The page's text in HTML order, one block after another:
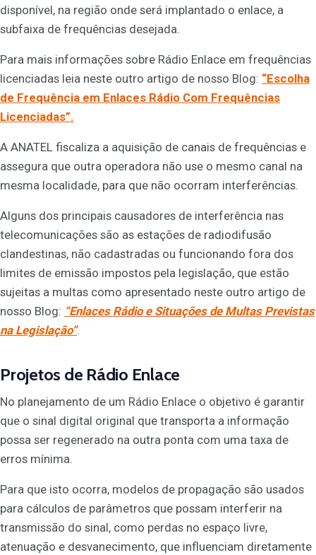
disponível, na região onde será implantado o enlace, a
subfaixa de frequências desejada.
Para mais informações sobre Rádio Enlace em frequências
licenciadas leia neste outro artigo de nosso Blog: “Escolha
de Frequência em Enlaces Rádio Com Frequências
Licenciadas”.
A ANATEL fiscaliza a aquisição de canais de frequências e
assegura que outra operadora não use o mesmo canal na
mesma localidade, para que não ocorram interferências.
Alguns dos principais causadores de interferência nas
telecomunicações são as estações de radiodifusão
clandestinas, não cadastradas ou funcionando fora dos
limites de emissão impostos pela legislação, que estão
sujeitas a multas como apresentado neste outro artigo de
nosso Blog: “Enlaces Rádio e Situações de Multas Previstas
na Legislação”.
Projetos de Rádio Enlace
No planejamento de um Rádio Enlace o objetivo é garantir
que o sinal digital original que transporta a informação
possa ser regenerado na outra ponta com uma taxa de
erros mínima.
Para que isto ocorra, modelos de propagação são usados
para cálculos de parâmetros que possam interferir na
transmissão do sinal, como perdas no espaço livre,
atenuação e desvanecimento, que influenciam diretamente